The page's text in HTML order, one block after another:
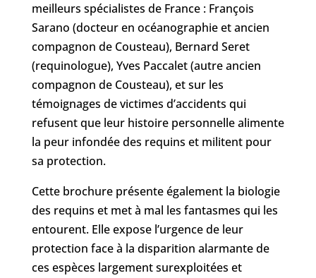
meilleurs spécialistes de France : François
Sarano (docteur en océanographie et ancien
compagnon de Cousteau), Bernard Seret
(requinologue), Yves Paccalet (autre ancien
compagnon de Cousteau), et sur les
témoignages de victimes d’accidents qui
refusent que leur histoire personnelle alimente
la peur infondée des requins et militent pour
sa protection.
Cette brochure présente également la biologie
des requins et met à mal les fantasmes qui les
entourent. Elle expose l’urgence de leur
protection face à la disparition alarmante de
ces espèces largement surexploitées et